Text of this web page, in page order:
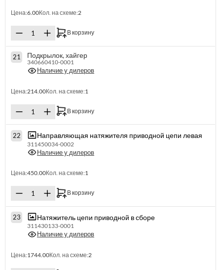
Цена:6.00Кол. на схеме:2
В корзину
21 Подкрылок, хайгер
340660410-0001
Наличие у дилеров
Цена:214.00Кол. на схеме:1
В корзину
22 Направляющая натяжителя приводной цепи левая
311450034-0002
Наличие у дилеров
Цена:450.00Кол. на схеме:1
В корзину
23 Натяжитель цепи приводной в сборе
311430133-0001
Наличие у дилеров
Цена:1744.00Кол. на схеме:2